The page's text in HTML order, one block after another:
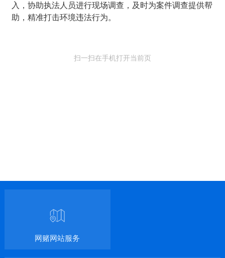
入，协助执法人员进行现场调查，及时为案件调查提供帮
助，精准打击环境违法行为。
扫一扫在手机打开当前页
网赌网站服务